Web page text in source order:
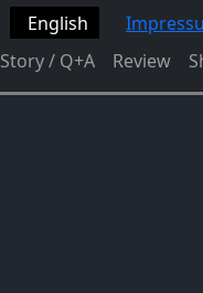
English
Story / Q+A Review